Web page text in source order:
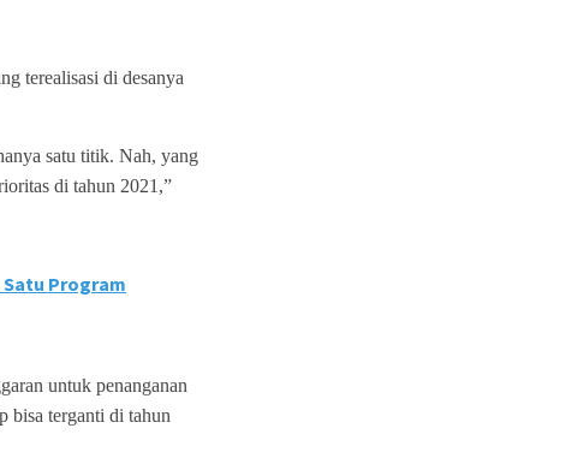
terealisasi di desanya
satu titik. Nah, yang
di tahun 2021,”
Program
untuk penanganan
bisa terganti di tahun